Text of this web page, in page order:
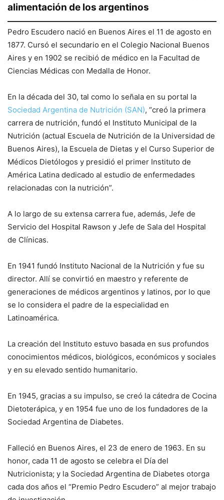
alimentación de los argentinos
Pedro Escudero nació en Buenos Aires el 11 de agosto en
1877. Cursó el secundario en el Colegio Nacional Buenos
Aires y en 1902 se recibió de médico en la Facultad de
Ciencias Médicas con Medalla de Honor.
En la década del 30, tal como lo señala en su portal la
Sociedad Argentina de Nutrición (SAN), “creó la primera
carrera de nutrición, fundó el Instituto Municipal de la
Nutrición (actual Escuela de Nutrición de la Universidad de
Buenos Aires), la Escuela de Dietas y el Curso Superior de
Médicos Dietólogos y presidió el primer Instituto de
América Latina dedicado al estudio de enfermedades
relacionadas con la nutrición”.
A lo largo de su extensa carrera fue, además, Jefe de
Servicio del Hospital Rawson y Jefe de Sala del Hospital
de Clínicas.
En 1941 fundó Instituto Nacional de la Nutrición y fue su
director. Allí se convirtió en maestro y referente de
generaciones de médicos argentinos y latinos, por lo que
se lo considera el padre de la especialidad en
Latinoamérica.
La creación del Instituto estuvo basada en sus profundos
conocimientos médicos, biológicos, económicos y sociales
y en su elevado sentido humanitario.
En 1945, gracias a su impulso, se creó la cátedra de Cocina
Dietoterápica, y en 1954 fue uno de los fundadores de la
Sociedad Argentina de Diabetes.
Falleció en Buenos Aires, el 23 de enero de 1963. En su
honor, cada 11 de agosto se celebra el Día del
Nutricionista; y la Sociedad Argentina de Diabetes otorga
cada dos años el “Premio Pedro Escudero” al mejor trabajo